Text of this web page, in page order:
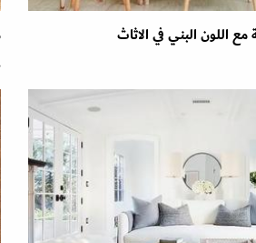
اللون البني في الاثاث